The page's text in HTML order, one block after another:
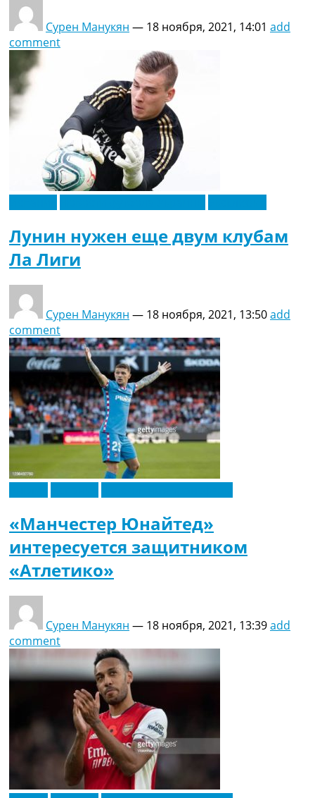
Сурен Манукян — 18 ноября, 2021, 14:01 add
comment
Лунин нужен еще двум клубам
Ла Лиги
Сурен Манукян — 18 ноября, 2021, 13:50add
comment
«Манчестер Юнайтед»
интересуется защитником
«Атлетико»
Сурен Манукян — 18 ноября, 2021, 13:39add
comment